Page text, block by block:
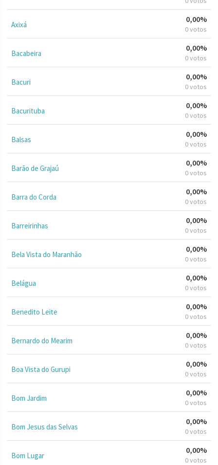
Axixá
0,00%
0 votos
Bacabeira
0,00%
0 votos
Bacuri
0,00%
0 votos
Bacurituba
0,00%
0 votos
Balsas
0,00%
0 votos
Barão de Grajaú
0,00%
0 votos
Barra do Corda
0,00%
0 votos
Barreirinhas
0,00%
0 votos
Bela Vista do Maranhão
0,00%
0 votos
Belágua
0,00%
0 votos
Benedito Leite
0,00%
0 votos
Bernardo do Mearim
0,00%
0 votos
Boa Vista do Gurupi
0,00%
0 votos
Bom Jardim
0,00%
0 votos
Bom Jesus das Selvas
0,00%
0 votos
Bom Lugar
0,00%
0 votos